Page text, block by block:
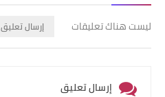
ليست هناك تعليقات إرسال تعليق
إرسال تعليق